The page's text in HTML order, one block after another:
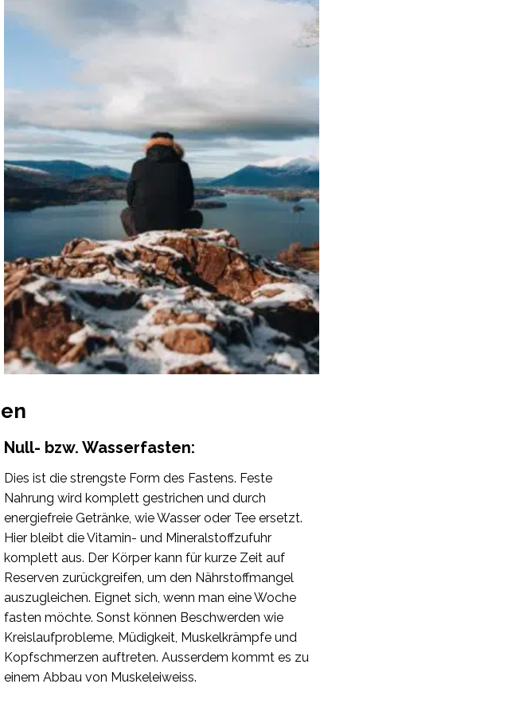
Null- bzw. Wasserfasten:
Dies ist die strengste Form des Fastens. Feste
Nahrung wird komplett gestrichen und durch
energiefreie Getränke, wie Wasser oder Tee ersetzt.
Hier bleibt die Vitamin- und Mineralstoffzufuhr
komplett aus. Der Körper kann für kurze Zeit auf
Reserven zurückgreifen, um den Nährstoffmangel
auszugleichen. Eignet sich, wenn man eine Woche
fasten möchte. Sonst können Beschwerden wie
Kreislaufprobleme, Müdigkeit, Muskelkrämpfe und
Kopfschmerzen auftreten. Ausserdem kommt es zu
einem Abbau von Muskeleiweiss.